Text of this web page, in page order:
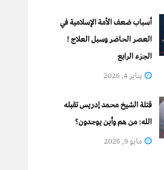
أسباب ضعف الأمة الإسلامية في
العصر الحاضر وسبل العلاج !
الجزء الرابع
يناير 4, 2026
قتلة الشيخ محمد إدريس تقبله
الله: من هم وأين يوجدون؟
مايو 9, 2026